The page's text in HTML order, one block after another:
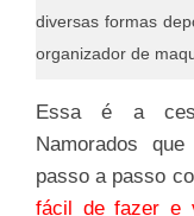
diversas formas
organizador de
Essa é a
Namorados
passo a passo
fácil de fazer e